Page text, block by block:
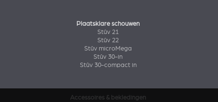
Plaatsklare schouwen
Stûv 21
Stûv 22
Stûv microMega
Stûv 30-in
Stûv 30-compact in
Accessoires & bekledingen